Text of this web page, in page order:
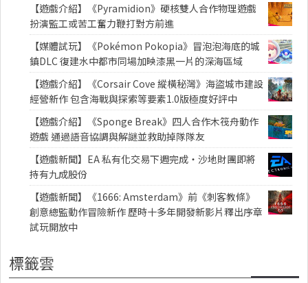
【遊戲介紹】《Pyramidion》硬核雙人合作物理遊戲
扮演監工或苦工奮力鞭打對方前進
【媒體試玩】《Pokémon Pokopia》冒泡泡海底的城
鎮DLC 復建水中都市同場加映漆黑一片的深海區域
【遊戲介紹】《Corsair Cove 縱橫秘灣》海盜城市建設
經營新作 包含海戰與探索等要素1.0版極度好評中
【遊戲介紹】《Sponge Break》四人合作木筏舟動作
遊戲 通過語音協調與解謎並救助掉隊隊友
【遊戲新聞】EA 私有化交易下週完成・沙地財團即將
持有九成股份
【遊戲新聞】《1666: Amsterdam》前《刺客教條》
創意總監動作冒險新作 歷時十多年開發新影片釋出序章
試玩開放中
標籤雲